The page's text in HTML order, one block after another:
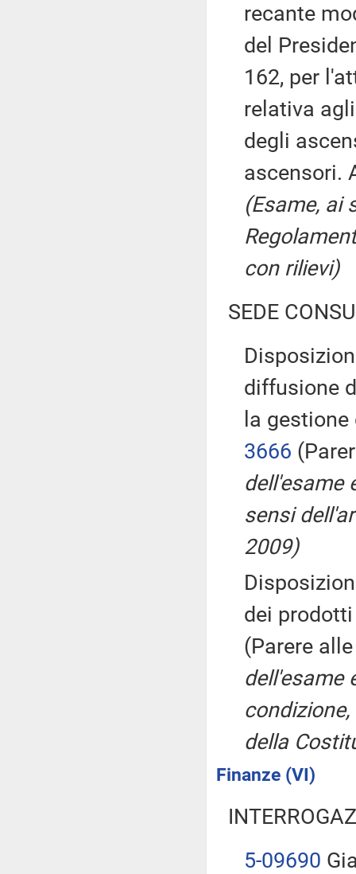
recante
del
162, per
relativa
degli
ascensori.
(Esame, ai
con rilievi)
SEDE
diffusione
la
3666
dell'esame
sensi
2009)
dei
(Parere
dell'esame
della
Finanze (VI)
5-09690